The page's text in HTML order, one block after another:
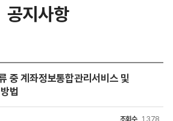
공지사항
중 계좌정보통합관리서비스 및
법
조회수 1,378